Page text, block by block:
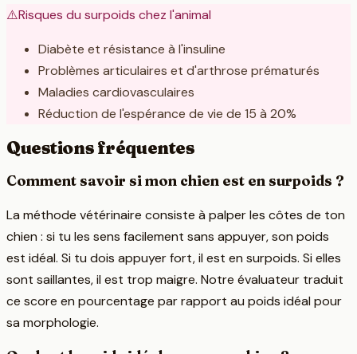
⚠️Risques du surpoids chez l'animal
Diabète et résistance à l'insuline
Problèmes articulaires et d'arthrose prématurés
Maladies cardiovasculaires
Réduction de l'espérance de vie de 15 à 20%
Questions fréquentes
Comment savoir si mon chien est en surpoids ?
La méthode vétérinaire consiste à palper les côtes de ton
chien : si tu les sens facilement sans appuyer, son poids
est idéal. Si tu dois appuyer fort, il est en surpoids. Si elles
sont saillantes, il est trop maigre. Notre évaluateur traduit
ce score en pourcentage par rapport au poids idéal pour
sa morphologie.